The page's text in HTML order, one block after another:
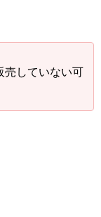
していない可